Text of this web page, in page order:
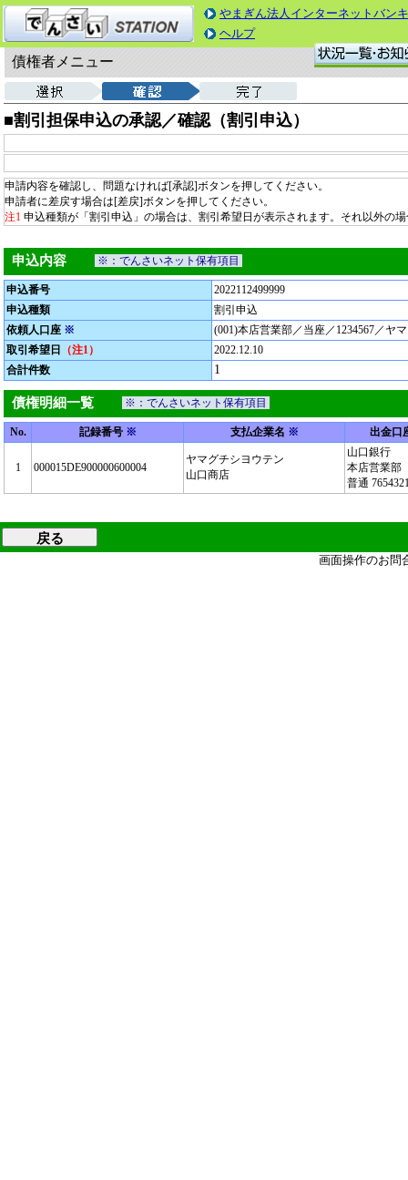
やまぎん法人インターネットバン
ヘルプ
債権者メニュー
■割引担保申込の承認／確認（割引申込）
申請内容を確認し、問題なければ[承認]ボタンを押してください。
申請者に差戻す場合は[差戻]ボタンを押してください。
注1 申込種類が「割引申込」の場合は、割引希望日が表示されます。それ以外の
申込内容 ※：でんさいネット保有項目
申込番号
2022112499999
申込種類
割引申込
依頼人口座 ※
(001)本店営業部／当座／1234567／ヤ
取引希望日
（注1）
2022.12.10
合計件数
1
債権明細一覧 ※：でんさいネット保有項目
No. 記録番号※ 支払企業名 ※ 出金口
1 000015DE900000600004
ヤマグチシヨウテン
山口商店
山口銀行
本店営業部
普通
画面操作のお問